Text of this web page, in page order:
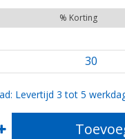
% Korting
30
Levertijd 3 tot 5